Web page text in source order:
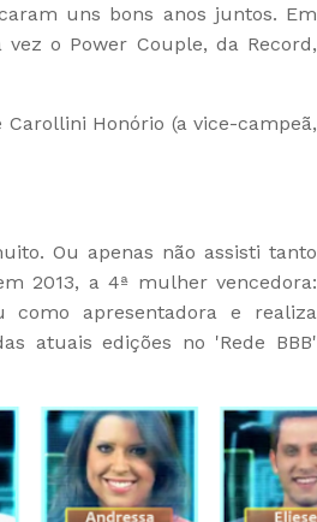
uns bons anos juntos. Em
o Power Couple, da Record,
Honório (a vice-campeã,
Ou apenas não assisti tanto
2013, a 4ª mulher vencedora:
como apresentadora e realiza
atuais edições no 'Rede BBB'